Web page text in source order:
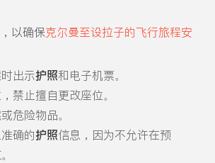
以确保克尔曼至设拉子的飞行旅程安
出示护照和电子机票。
禁止擅自更改座位。
危险物品。
确的护照信息，因为不允许在预